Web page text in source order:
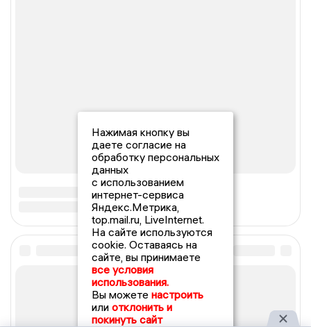
Нажимая кнопку вы
даете согласие на
обработку персональных
данных
с использованием
интернет-сервиса
Яндекс.Метрика,
top.mail.ru, LiveInternet.
На сайте используются
cookie. Оставаясь на
сайте, вы принимаете
все условия
использования.
Вы можете настроить
или отклонить и
покинуть сайт